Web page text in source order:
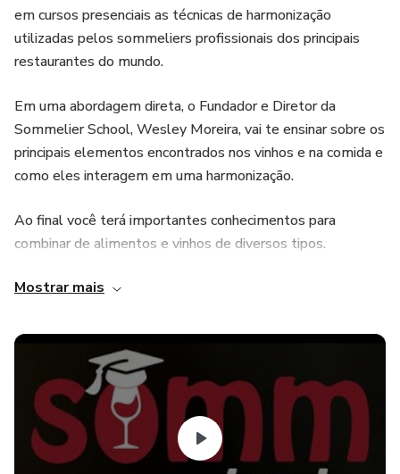
em cursos presenciais as técnicas de harmonização
utilizadas pelos sommeliers profissionais dos principais
restaurantes do mundo.
Em uma abordagem direta, o Fundador e Diretor da
Sommelier School, Wesley Moreira, vai te ensinar sobre os
principais elementos encontrados nos vinhos e na comida e
como eles interagem em uma harmonização.
Ao final você terá importantes conhecimentos para
combinar de alimentos e vinhos de diversos tipos.
Os participantes farão uma prova on-line e os aprovados
profissional de sommelier.
CORRA E APROVEITE O PARCELAMENTO EM ATÉ
12X E UM DESCONTO SUPER ESPECIAL POR TEMPO
LIMITADO.
Mostrar mais